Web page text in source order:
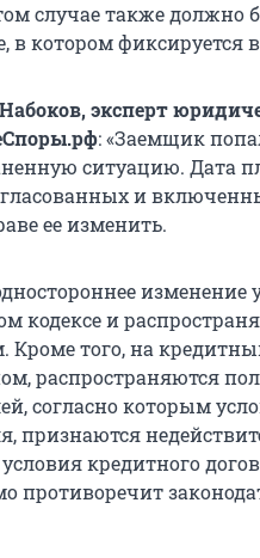
случае также должно
в котором фиксируется
эксперт
: «Заемщик
ситуацию. Дата
и
ее изменить.
изменение
кодексе и
Кроме того, на
распространяются
согласно которым
признаются
кредитного
противоречит